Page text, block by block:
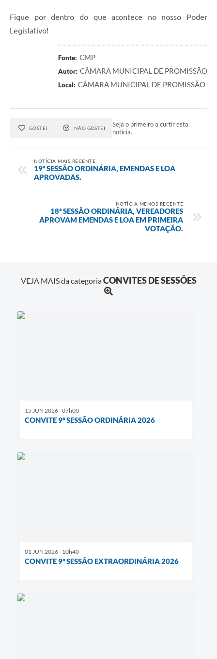
Fique por dentro do que acontece no nosso Poder
Legislativo!
Fonte: CMP
Autor: CÂMARA MUNICIPAL DE PROMISSÃO
Local: CÂMARA MUNICIPAL DE PROMISSÃO
GOSTEI NÃO GOSTEI
Seja o primeiro a curtir esta
notícia.
NOTÍCIA MAIS RECENTE
19ª SESSÃO ORDINÁRIA, EMENDAS E LOA
APROVADAS.
NOTÍCIA MENOS RECENTE
18ª SESSÃO ORDINÁRIA, VEREADORES
APROVAM EMENDAS E LOA EM PRIMEIRA
VOTAÇÃO.
VEJA MAIS da categoriaCONVITES DE SESSÕES
15 JUN 2026 - 07h00
CONVITE 9ª SESSÃO ORDINÁRIA 2026
01 JUN 2026 - 10h40
CONVITE 9ª SESSÃO EXTRAORDINÁRIA 2026